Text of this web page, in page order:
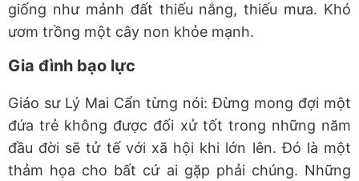
giống như mảnh đất thiếu nắng, thiếu mưa. Khó
ươm trồng một cây non khỏe mạnh.
Gia đình bạo lực
Giáo sư Lý Mai Cẩn từng nói: Đừng mong đợi một
đứa trẻ không được đối xử tốt trong những năm
đầu đời sẽ tử tế với xã hội khi lớn lên. Đó là một
thảm họa cho bất cứ ai gặp phải chúng. Những